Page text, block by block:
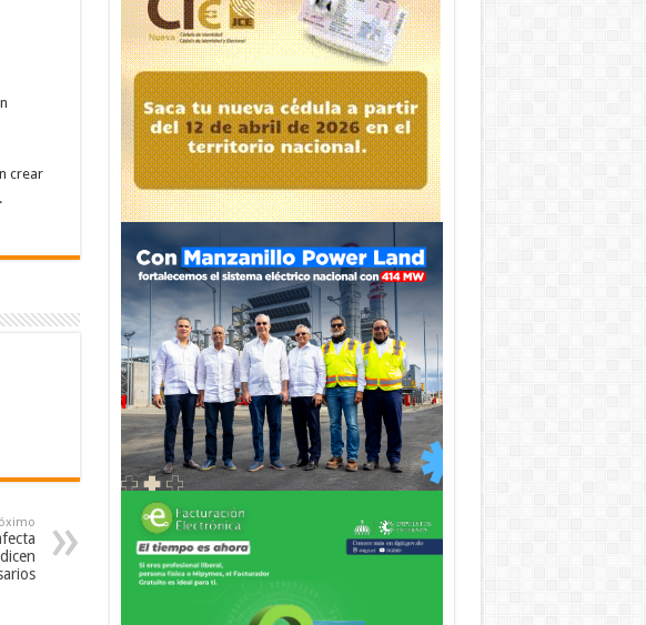
crear